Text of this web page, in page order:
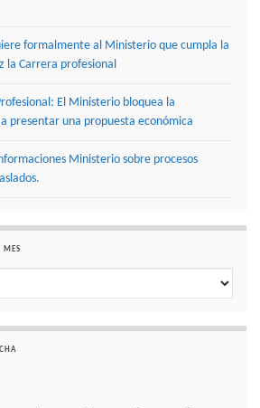
formalmente al Ministerio que cumpla la
la Carrera profesional
El Ministerio bloquea la
presentar una propuesta económica
Ministerio sobre procesos
MES